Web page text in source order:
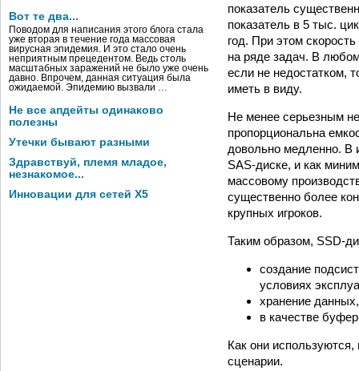
Вот те два...
Поводом для написания этого блога стала
уже вторая в течение года массовая
вирусная эпидемия. И это стало очень
неприятным прецедентом. Ведь столь
масштабных заражений не было уже очень
давно. Впрочем, данная ситуация была
ожидаемой. Эпидемию вызвали …
Не все апдейты одинаково
полезны
Утечки бывают разными
Здравствуй, племя младое,
незнакомое...
Инновации для сетей X5
показатель
показатель в 5 тыс.
год. При этом
на ряде задач. В
если не недостатком,
иметь в виду.
Не менее серьезным
пропорциональна
довольно медленно. В
SAS-диске, и как
массовому
существенно более
крупных игроков.
Таким образом, SSD-
создание
условиях
хранение данных,
в качестве
Как они
сценарии.